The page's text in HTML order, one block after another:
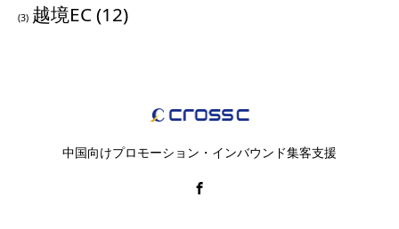
(3) 越境EC(12)
中国向けプロモーション・インバウンド集客支援